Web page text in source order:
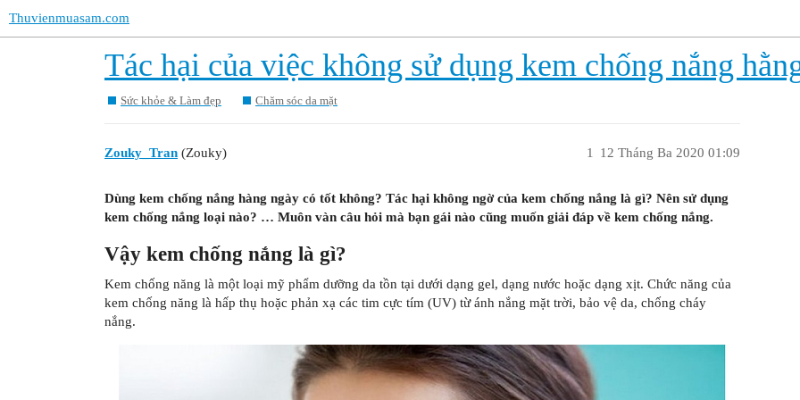
Thuvienmuasam.com
Tác hại của việc không sử dụng kem chống nắng
Sức khỏe & Làm đẹp Chăm sóc da mặt
Zouky_Tran (Zouky) 12 Tháng Ba 2020 01:09
1
Dùng kem chống nắng hàng ngày có tốt không? Tác hại không ngờ của kem chống nắng là gì? Nên sử dụng
kem chống nắng loại nào? … Muôn vàn câu hỏi mà bạn gái nào cũng muốn giải đáp về kem chống nắng.
Vậy kem chống nắng là gì?
Kem chống năng là một loại mỹ phẩm dưỡng da tồn tại dưới dạng gel, dạng nước hoặc dạng xịt. Chức năng của
kem chống năng là hấp thụ hoặc phản xạ các tim cực tím (UV) từ ánh nắng mặt trời, bảo vệ da, chống cháy
nắng.